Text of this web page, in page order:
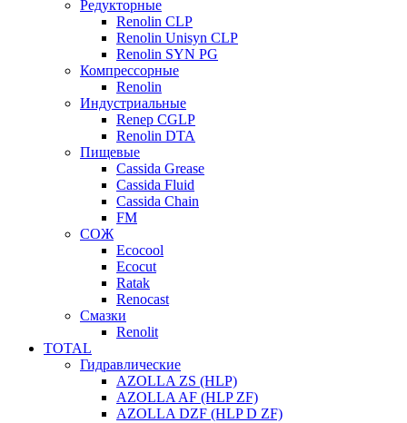
Редукторные
Renolin CLP
Renolin Unisyn CLP
Renolin SYN PG
Компрессорные
Renolin
Индустриальные
Renep CGLP
Renolin DTA
Пищевые
Cassida Grease
Cassida Fluid
Cassida Chain
FM
СОЖ
Ecocool
Ecocut
Ratak
Renocast
Смазки
Renolit
TOTAL
Гидравлические
AZOLLA ZS (HLP)
AZOLLA AF (HLP ZF)
AZOLLA DZF (HLP D ZF)